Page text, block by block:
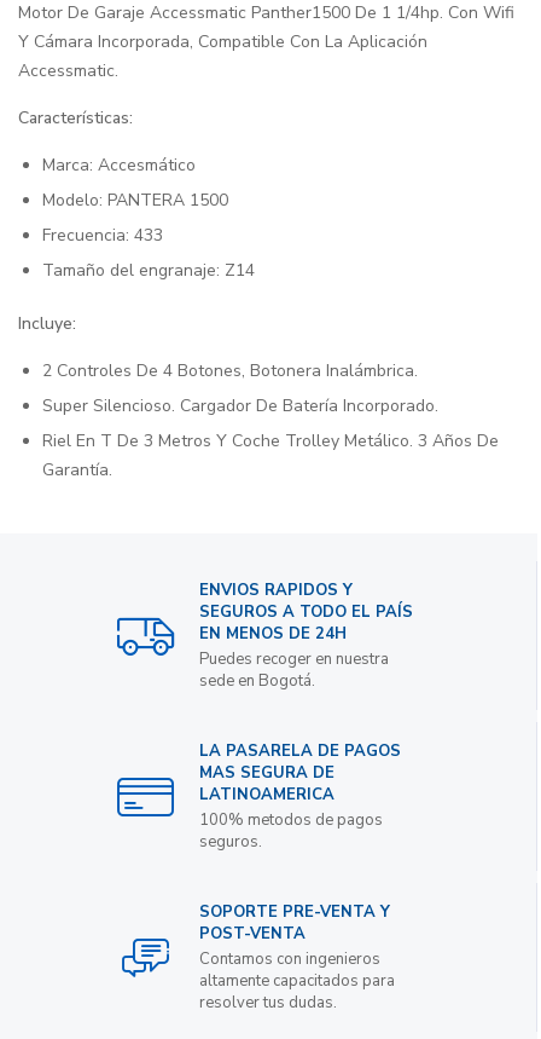
Motor De Garaje Accessmatic Panther1500 De 1 1/4hp. Con Wifi
Y Cámara Incorporada, Compatible Con La Aplicación
Accessmatic.
Características:
Marca: Accesmático
Modelo: PANTERA 1500
Frecuencia: 433
Tamaño del engranaje: Z14
Incluye:
2 Controles De 4 Botones, Botonera Inalámbrica.
Super Silencioso. Cargador De Batería Incorporado.
Riel En T De 3 Metros Y Coche Trolley Metálico. 3 Años De
Garantía.
ENVIOS RAPIDOS Y
SEGUROS A TODO EL PAÍS
EN MENOS DE 24H
Puedes recoger en nuestra
sede en Bogotá.
LA PASARELA DE PAGOS
MAS SEGURA DE
LATINOAMERICA
100% metodos de pagos
seguros.
SOPORTE PRE-VENTA Y
POST-VENTA
Contamos con ingenieros
altamente capacitados para
resolver tus dudas.